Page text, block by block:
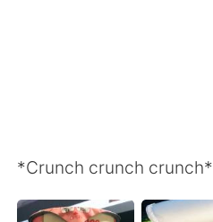
*Crunch crunch crunch*